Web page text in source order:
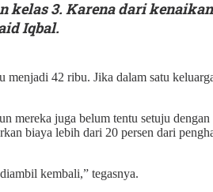
kelas 3. Karena dari
Iqbal.
42 ribu. Jika dalam satu
mereka juga belum tentu setuju
biaya lebih dari 20 persen dari
kembali,” tegasnya.